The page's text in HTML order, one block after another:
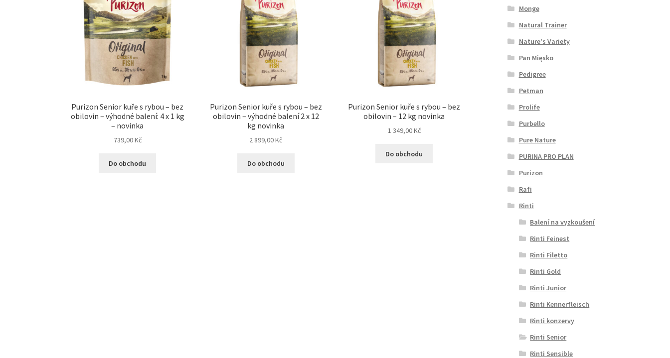
Purizon Senior kuře s rybou – bez
obilovin – výhodné balení: 4 x 1 kg
– novinka
739,00Kč
Do obchodu
Purizon Senior kuře s rybou – bez
obilovin – výhodné balení 2 x 12
kg novinka
2 899,00Kč
Do obchodu
Purizon Senior kuře s rybou – bez
obilovin – 12 kg novinka
1 349,00Kč
Do obchodu
Monge
Natural Trainer
Nature's Variety
Pan Mięsko
Pedigree
Petman
Prolife
Purbello
Pure Nature
PURINA PRO PLAN
Purizon
Rafi
Rinti
Balení na vyzkoušení
Rinti Feinest
Rinti Filetto
Rinti Gold
Rinti Junior
Rinti Kennerfleisch
Rinti konzervy
Rinti Senior
Rinti Sensible